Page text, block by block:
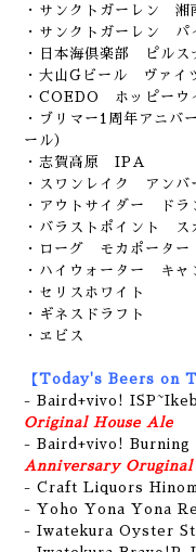
・サンクトガーレン 湘
・サンクトガーレン パ
・日本海倶楽部 ピルス
・大山Gビール ヴァイ
・COEDO ホッピーウ
・ブリマー1周年アニバ
ール）
・志賀高原 IPA
・スワンレイク アンバ
・アウトサイダー ドラ
・バラストポイント ス
・ローグ モカポーター
・ハイウォーター キャ
・セリスホワイト
・ギネスドラフト
・ヱビス
【Today's Beers on
- Baird+vivo!
Original House Ale
- Baird+vivo! Burning
Anniversary
- Craft Liquors
- Yoho Yona Yona
- Iwatekura Oyster